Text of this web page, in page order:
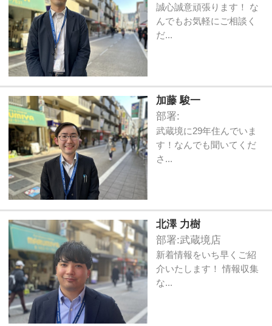
誠心誠意頑張ります！ な
んでもお気軽にご相談く
だ...
加藤 駿一
部署:
武蔵境に29年住んでいま
す！なんでも聞いてくだ
さ...
北澤 力樹
部署:武蔵境店
新着情報をいち早くご紹
介いたします！ 情報収集
な...